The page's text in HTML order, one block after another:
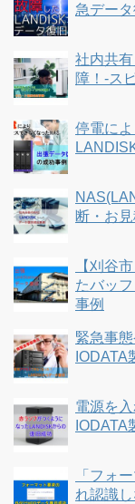
急データ
社内共
障！-ス
停電に
断・お
【刈谷
たバッ
事例
緊急事
IODATA
電源を
「フォ
れ認識